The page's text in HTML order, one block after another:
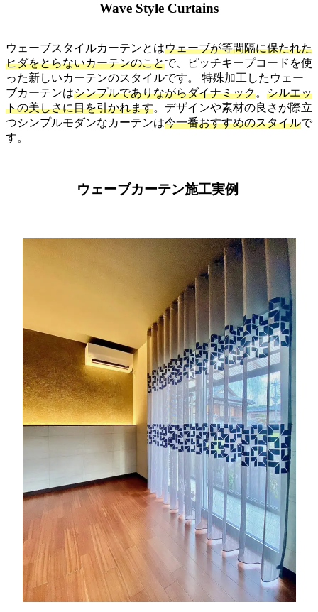
Wave Style Curtains
ウェーブスタイルカーテンとはウェーブが等間隔に保たれた
ヒダをとらないカーテンのことで、ピッチキープコードを使
った新しいカーテンのスタイルです。 特殊加工したウェー
ブカーテンはシンプルでありながらダイナミック。 シルエッ
トの美しさに目を引かれます。デザインや素材の良さが際立
つシンプルモダンなカーテンは今一番おすすめのスタイルで
す。
ウェーブカーテン施工実例